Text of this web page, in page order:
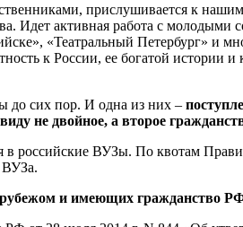
прислушивается к
Идет активная работа с молодыми
«Театральный Петербург» и
к России, ее богатой
до сих пор. И одна из них –
не двойное, а второе
в российские ВУЗы. По квотам
ВУЗа.
и имеющих гражданство